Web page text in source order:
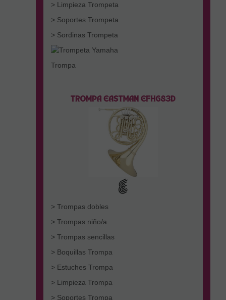
> Limpieza Trompeta
> Soportes Trompeta
> Sordinas Trompeta
Trompa
> Trompas dobles
> Trompas niño/a
> Trompas sencillas
> Boquillas Trompa
> Estuches Trompa
> Limpieza Trompa
> Soportes Trompa